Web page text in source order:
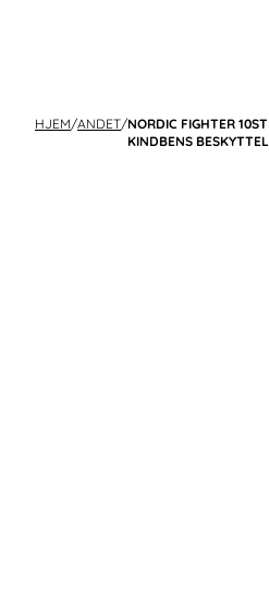
HJEM/ANDET/NORDIC FIGHTER
KINDBENS